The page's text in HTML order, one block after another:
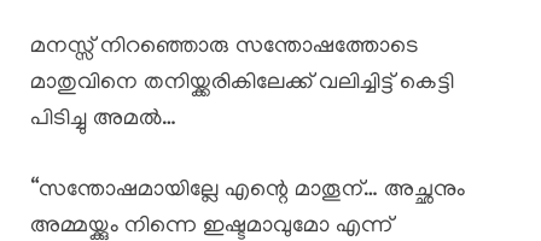
മനസ്സ് നിറഞ്ഞൊരു സന്തോഷത്തോടെ
മാതുവിനെ തനിയ്ക്കരികിലേക്ക് വലിച്ചിട്ട് കെട്ടി
പിടിച്ചു അമൽ…
“സന്തോഷമായില്ലേ എന്റെ മാതൂന്… അച്ഛനും
അമ്മയ്ക്കും നിന്നെ ഇഷ്ടമാവുമോ എന്ന്